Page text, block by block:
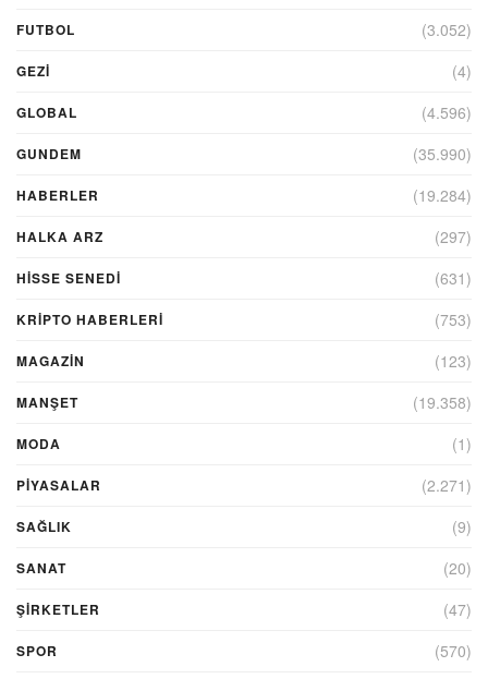
FUTBOL (3.052)
GEZI (4)
GLOBAL (4.596)
GUNDEM (35.990)
HABERLER (19.284)
HALKA ARZ (297)
HİSSE SENEDİ (631)
KRIPTO HABERLERI (753)
MAGAZİN (123)
MANŞET (19.358)
MODA (1)
PİYASALAR (2.271)
SAĞLIK (9)
SANAT (20)
ŞIRKETLER (47)
SPOR (570)